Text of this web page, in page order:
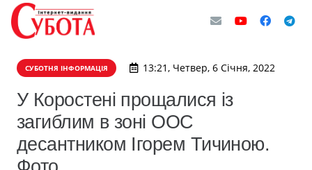
СУБОТНЯ ІНФОРМАЦІЯ 13:21, Четвер, 6 Січня, 2022
У Коростені прощалися із
загиблим в зоні ООС
десантником Ігорем Тичиною.